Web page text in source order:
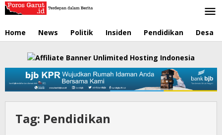
Lewati
ke
Home News Politik Insiden Pendidikan Desa
Tag: Pendidikan